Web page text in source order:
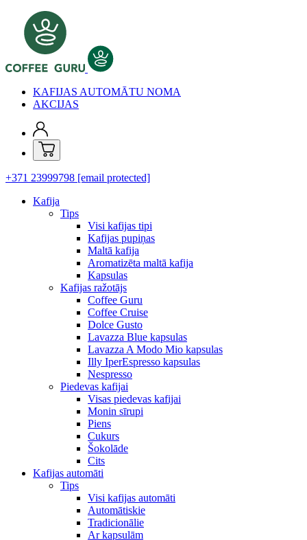
KAFIJAS AUTOMĀTU NOMA
AKCIJAS
+371 23999798 [email protected]
Kafija
Tips
Visi kafijas tipi
Kafijas pupiņas
Maltā kafija
Aromatizēta maltā kafija
Kapsulas
Kafijas ražotājs
Coffee Guru
Coffee Cruise
Dolce Gusto
Lavazza Blue kapsulas
Lavazza A Modo Mio kapsulas
Illy IperEspresso kapsulas
Nespresso
Piedevas kafijai
Visas piedevas kafijai
Monin sīrupi
Piens
Cukurs
Šokolāde
Cits
Kafijas automāti
Tips
Visi kafijas automāti
Automātiskie
Tradicionālie
Ar kapsulām